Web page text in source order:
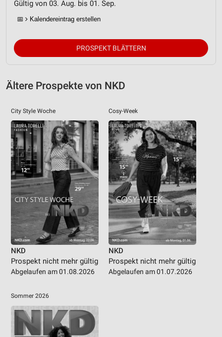
Gültig von 03. Aug. bis 01. Sep.
📅 Kalendereintrag erstellen
PROSPEKT BLÄTTERN
Ältere Prospekte von NKD
City Style Woche
NKD
Prospekt nicht mehr gültig
Abgelaufen am 01.08.2026
Cosy-Week
NKD
Prospekt nicht mehr gültig
Abgelaufen am 01.07.2026
Sommer 2026